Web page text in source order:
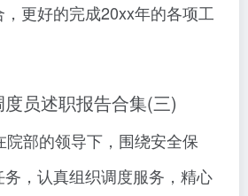
更好的完成20xx年的各项工
员述职报告合集(三)
部的领导下，围绕安全保
，认真组织调度服务，精心